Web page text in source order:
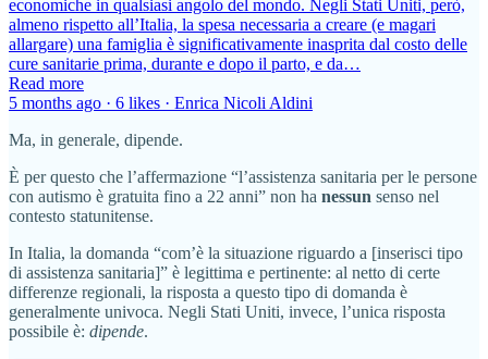
economiche in qualsiasi angolo del mondo. Negli Stati Uniti, però,
almeno rispetto all’Italia, la spesa necessaria a creare (e magari
allargare) una famiglia è significativamente inasprita dal costo delle
cure sanitarie prima, durante e dopo il parto, e da…
Read more
5 months ago · 6 likes · Enrica Nicoli Aldini
Ma, in generale, dipende.
È per questo che l’affermazione “l’assistenza sanitaria per le persone
con autismo è gratuita fino a 22 anni” non ha nessun senso nel
contesto statunitense.
In Italia, la domanda “com’è la situazione riguardo a [inserisci tipo
di assistenza sanitaria]” è legittima e pertinente: al netto di certe
differenze regionali, la risposta a questo tipo di domanda è
generalmente univoca. Negli Stati Uniti, invece, l’unica risposta
possibile è: dipende.